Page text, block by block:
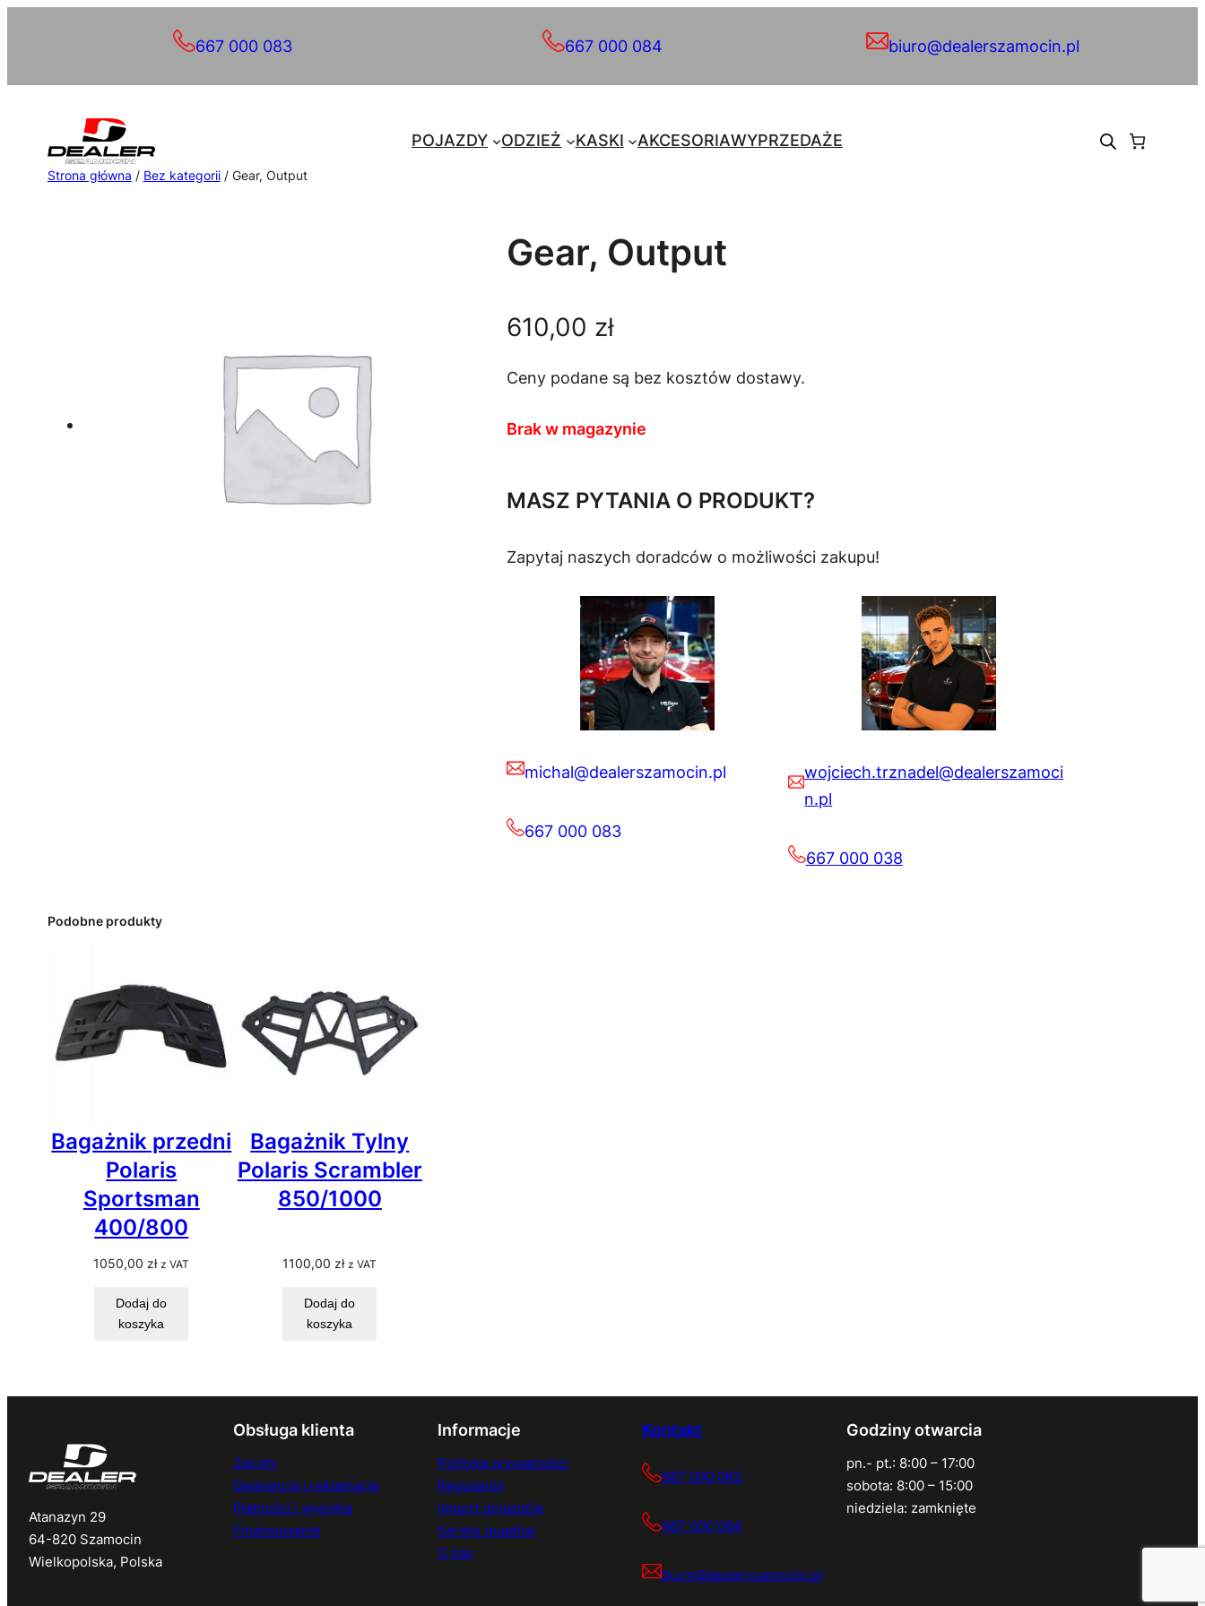
667 000 083 667 000 084 biuro@dealerszamocin.pl
POJAZDY ODZIEŻ KASKI AKCESORIAWYPRZEDAŻE
Strona główna / Bez kategorii/ Gear, Output
Gear, Output
610,00 zł
Ceny podane są bez kosztów dostawy.
Brak w magazynie
MASZ PYTANIA O PRODUKT?
Zapytaj naszych doradców o możliwości zakupu!
michal@dealerszamocin.pl
667 000 083
wojciech.trznadel@dealerszamoci
n.pl
667 000 038
Podobne produkty
Bagażnik przedni
Polaris
Sportsman
400/800
1050,00 zł z VAT
Dodaj do
koszyka
Bagażnik Tylny
Polaris Scrambler
850/1000
1100,00 zł z VAT
Dodaj do
koszyka
Atanazyn 29
64-820 Szamocin
Wielkopolska, Polska
Obsługa klienta
Zwroty
Gwarancja i reklamacje
Płatności i wysyłka
Finansowanie
Informacje
Polityka prywatności
Regulamin
Import pojazdów
Serwis quadów
O nas
Kontakt
667 000 083
667 000 084
biuro@dealerszamocin.pl
Godziny otwarcia
pn.- pt.: 8:00 – 17:00
sobota: 8:00 – 15:00
niedziela: zamknięte